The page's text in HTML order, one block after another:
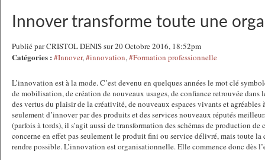
Innover transforme toute une
Publié par CRISTOL DENIS sur 20 Octobre 2016, 18:52pm
Catégories : #Innover,#innovation,#Formation professionnelle
L’innovation est à la mode. C’est devenu en quelques années le mot clé
de mobilisation, de création de nouveaux usages, de confiance retrouvée dans
des vertus du plaisir de la créativité, de nouveaux espaces vivants et agréables
seulement d’innover par des produits et des services nouveaux réputés
(parfois à tords), il s’agit aussi de transformation des schémas de production de
concerne en effet pas seulement le produit fini ou service délivré, mais toute
rendre possible. L’innovation est organisationnelle. Elle commence donc dès